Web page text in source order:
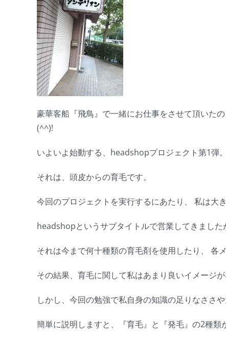
豪華客船『飛鳥』で一緒にお仕事をさせて頂いた
(^^)!
いよいよ始動する、headshopプロジェクト第1弾。
それは、頭皮からの育毛です。
今回のプロジェクトを実行するにあたり、 私は大
headshopというサブタイトルで営業してきました
それは今まで何十種類の育毛剤を使用したり、 各
その結果、育毛に関して私はあまり良いイメージが
しかし、今回の勉強で私自身の知識の足りなささ
簡単に説明しますと、『育毛』と『発毛』の2種類